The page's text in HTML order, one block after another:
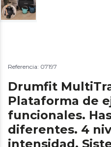
Referencia: 07197
Drumfit
Plataforma de
funcionales.
diferentes. 4
intensidad.